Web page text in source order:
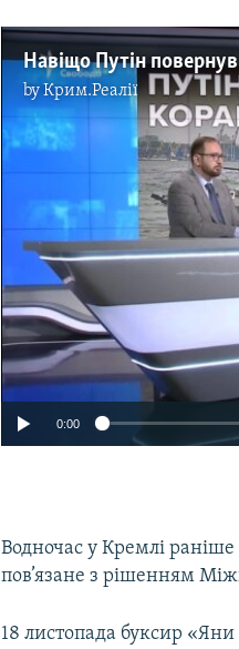
Навіщо Путін повернув
byКрим.Реалії
0:00
Водночас у Кремлі
пов’язане з рішенням
18 листопада буксир «Яни